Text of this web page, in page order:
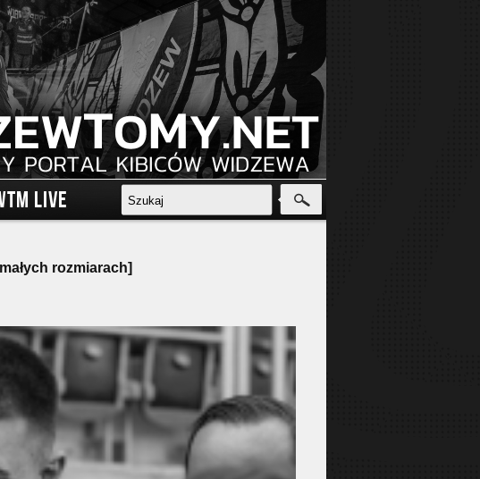
LIVE
rozmiarach]